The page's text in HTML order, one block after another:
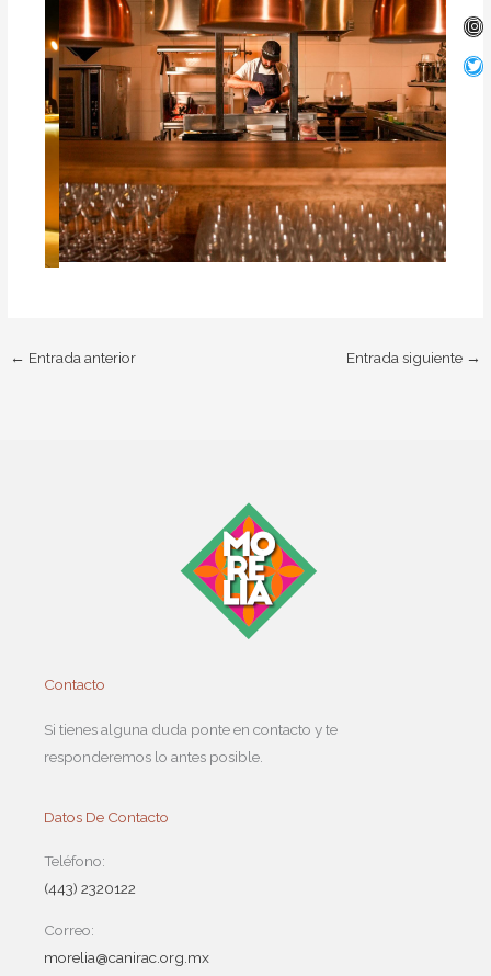
← Entrada anterior Entrada siguiente →
Contacto
Si tienes alguna duda ponte en contacto y te
responderemos lo antes posible.
Datos De Contacto
Teléfono:
(443) 2320122
Correo:
morelia@canirac.org.mx